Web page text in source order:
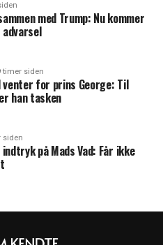
med Trump: Nu kommer
timer siden
for prins George: Til
han tasken
siden
på Mads Vad: Får ikke